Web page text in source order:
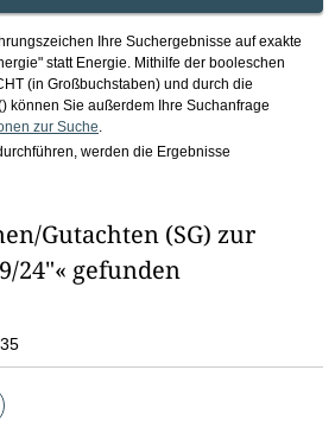
a
Ihre Suchergebnisse auf exakte
statt Energie. Mithilfe der booleschen
(in Großbuchstaben) und durch die
können Sie außerdem Ihre Suchanfrage
zur Suche
werden die Ergebnisse
Gutachten (SG) zur
24"« gefunden
Eine